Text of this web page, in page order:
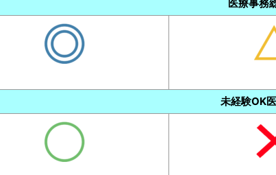
医療事務
未経験OK